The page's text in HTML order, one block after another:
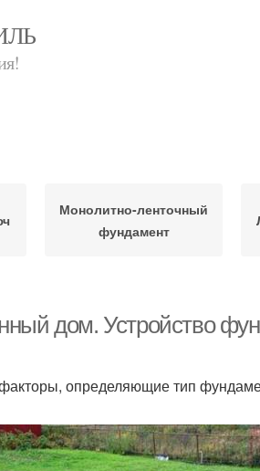
Монолитно-ленточный
фундамент
дом. Устройство
определяющие тип